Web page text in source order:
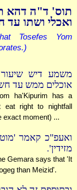
תוס' ד"ה דהא
ואכלי ושתו עד
Tosefes Yom
משמע דיש
אוכלים ממש עד
ha'Kipurim has a
eat right to nightfall
exact moment) ...
ואעפ"כ קאמר 'מוטב
מזידין'.
Gemara says that 'It
than Meizid'.